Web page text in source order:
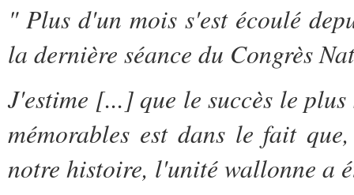
" Plus d'un mois s'est écoulé
la dernière séance du Congrès
J'estime [...] que le succès le
mémorables est dans le fait
notre histoire, l'unité wallonne a